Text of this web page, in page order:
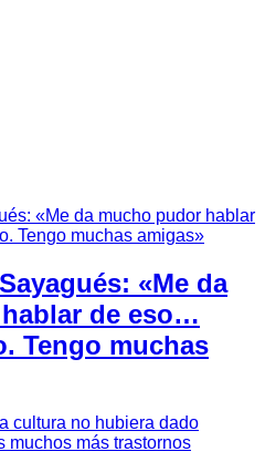
«Me da
de eso…
Tengo muchas